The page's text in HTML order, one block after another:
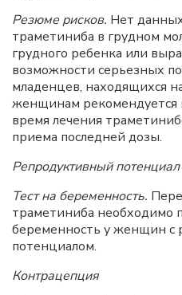
Резюме рисков. Нет
траметиниба в грудном
грудного ребенка или
возможности серьезных
младенцев, находящихся
женщинам рекомендуется
время лечения
приема последней дозы.
Репродуктивный потенциал
Тест на беременность.
траметиниба необходимо
беременность у женщин с
потенциалом.
Контрацепция